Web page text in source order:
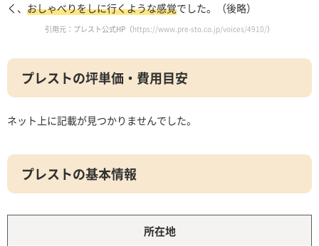
く、 おしゃべりをしに行くような感覚でした。（後略）
引用元：プレスト公式HP（https://www.pre-sto.co.jp/voices/4910/）
プレストの坪単価・費用目安
ネット上に記載が見つかりませんでした。
プレストの基本情報
所在地